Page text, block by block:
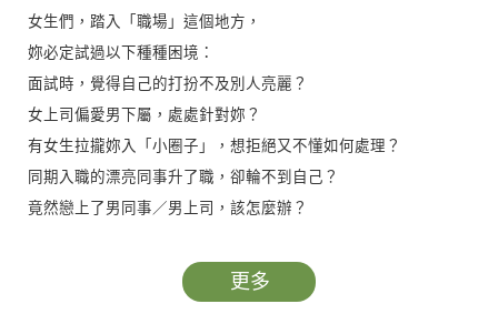
女生們，踏入「職場」這個地方，
妳必定試過以下種種困境：
面試時，覺得自己的打扮不及別人亮麗？
女上司偏愛男下屬，處處針對妳？
有女生拉攏妳入「小圈子」，想拒絕又不懂如何處理？
同期入職的漂亮同事升了職，卻輪不到自己？
竟然戀上了男同事／男上司，該怎麼辦？
可惜的是……妳擔心的事情一定會發生，這叫「墨菲定律」！
妳討厭的人，總會在妳身邊出現，這叫「吸引力法則」！
更多